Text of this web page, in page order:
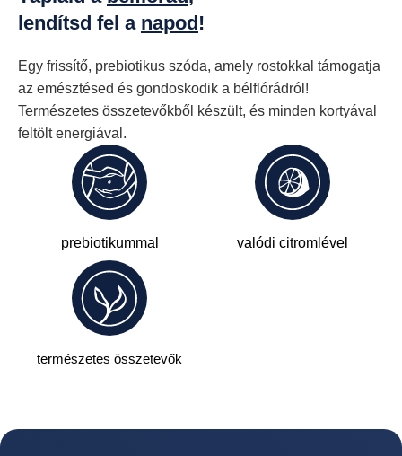
lendítsd fel a napod!
Egy frissítő, prebiotikus szóda, amely rostokkal támogatja
az emésztésed és gondoskodik a bélflórádról!
Természetes összetevőkből készült, és minden kortyával
feltölt energiával.
prebiotikummal valódi citromlével
természetes összetevők